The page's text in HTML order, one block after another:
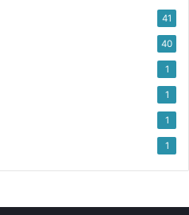
41
40
1
1
1
1